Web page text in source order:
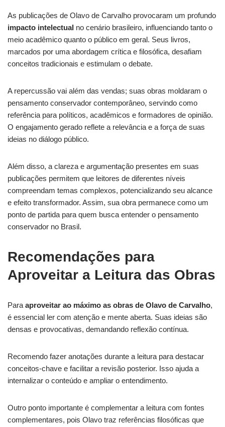
As publicações de Olavo de Carvalho provocaram um profundo
impacto intelectual no cenário brasileiro, influenciando tanto o
meio acadêmico quanto o público em geral. Seus livros,
marcados por uma abordagem crítica e filosófica, desafiam
conceitos tradicionais e estimulam o debate.
A repercussão vai além das vendas; suas obras moldaram o
pensamento conservador contemporâneo, servindo como
referência para políticos, acadêmicos e formadores de opinião.
O engajamento gerado reflete a relevância e a força de suas
ideias no diálogo público.
Além disso, a clareza e argumentação presentes em suas
publicações permitem que leitores de diferentes níveis
compreendam temas complexos, potencializando seu alcance
e efeito transformador. Assim, sua obra permanece como um
ponto de partida para quem busca entender o pensamento
conservador no Brasil.
Recomendações para
Aproveitar a Leitura das Obras
Para aproveitar ao máximo as obras de Olavo de Carvalho,
é essencial ler com atenção e mente aberta. Suas ideias são
densas e provocativas, demandando reflexão contínua.
Recomendo fazer anotações durante a leitura para destacar
conceitos-chave e facilitar a revisão posterior. Isso ajuda a
internalizar o conteúdo e ampliar o entendimento.
Outro ponto importante é complementar a leitura com fontes
complementares, pois Olavo traz referências filosóficas que